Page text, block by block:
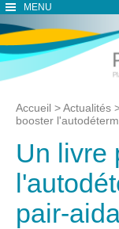
MENU
Accueil >Actualités
booster
Un livre
pair-